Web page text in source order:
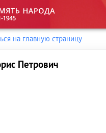
на главную страницу
Петрович